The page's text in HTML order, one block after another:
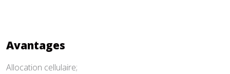
Avantages
Allocation cellulaire;